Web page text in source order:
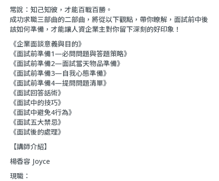
常說：知己知彼，才能百戰百勝。
成功求職三部曲的二部曲，將從以下觀點，帶你瞭解，面試前中後
該如何準備，才能讓人資企業主對你留下深刻的好印象！
《企業面談意義與目的》
《面試前準備1—必問問題與答題策略》
《面試前準備2—面試當天物品準備》
《面試前準備3—自我心態準備》
《面試前準備4—提問問題清單》
《面試回答話術》
《面試中的技巧》
《面試中避免4行為》
《面試五大禁忌》
《面試後的處理》
【講師介紹】
楊香容 Joyce
現職：